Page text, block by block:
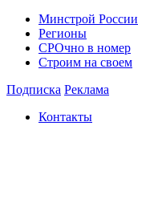
Минстрой России
Регионы
СРОчно в номер
Строим на своем
Подписка Реклама
Контакты